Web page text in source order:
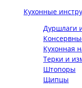
Кухонные
Дуршлаги
Кухонная
Терки и
Штопоры
Щипцы